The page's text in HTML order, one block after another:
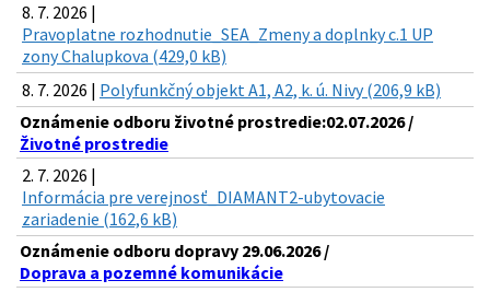
8. 7. 2026 |
Pravoplatne rozhodnutie_SEA_Zmeny a doplnky c.1 UP
zony Chalupkova (429,0 kB)
8. 7. 2026 | Polyfunkčný objekt A1, A2, k. ú. Nivy (206,9 kB)
Oznámenie odboru životné prostredie:02.07.2026 /
Životné prostredie
2. 7. 2026 |
Informácia pre verejnosť_DIAMANT2-ubytovacie
zariadenie (162,6 kB)
Oznámenie odboru dopravy 29.06.2026 /
Doprava a pozemné komunikácie